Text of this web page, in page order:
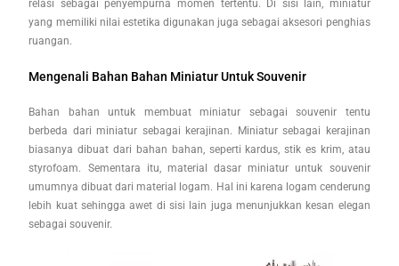
relasi sebagai penyempurna momen tertentu. Di sisi lain, miniatur
yang memiliki nilai estetika digunakan juga sebagai aksesori penghias
ruangan.
Mengenali Bahan Bahan Miniatur Untuk Souvenir
Bahan bahan untuk membuat miniatur sebagai souvenir tentu
berbeda dari miniatur sebagai kerajinan. Miniatur sebagai kerajinan
biasanya dibuat dari bahan bahan, seperti kardus, stik es krim, atau
styrofoam. Sementara itu, material dasar miniatur untuk souvenir
umumnya dibuat dari material logam. Hal ini karena logam cenderung
lebih kuat sehingga awet di sisi lain juga menunjukkan kesan elegan
sebagai souvenir.